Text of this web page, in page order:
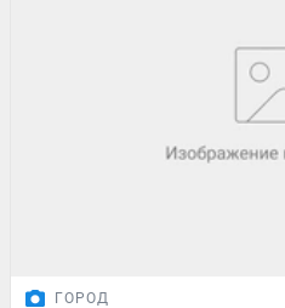
ГОРОД